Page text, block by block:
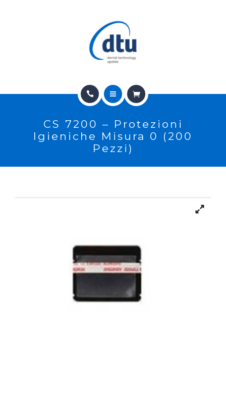
ASSISTENZA
CHI SIAMO
CS 7200 – Protezioni
Igieniche Misura 0 (200
Pezzi)